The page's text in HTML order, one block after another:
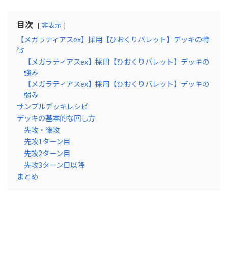
目次 非表示
【メガラティアスex】採用【ひおくりバレット】デッキの特
徴
【メガラティアスex】採用【ひおくりバレット】デッキの
強み
【メガラティアスex】採用【ひおくりバレット】デッキの
弱み
サンプルデッキレシピ
デッキの基本的な回し方
先攻・後攻
先攻1ターン目
先攻2ターン目
先攻3ターン目以降
まとめ